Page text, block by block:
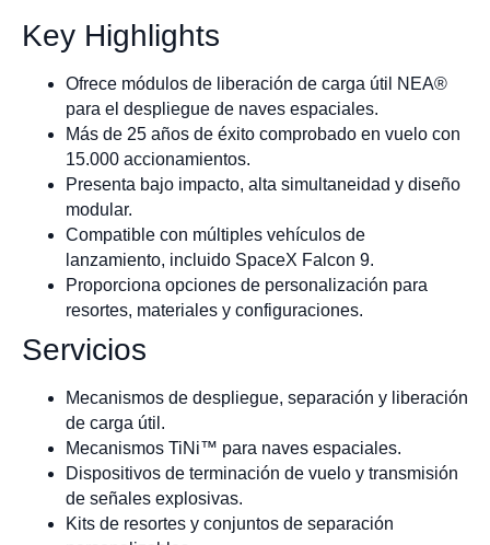
Key Highlights
Ofrece módulos de liberación de carga útil NEA®
para el despliegue de naves espaciales.
Más de 25 años de éxito comprobado en vuelo con
15.000 accionamientos.
Presenta bajo impacto, alta simultaneidad y diseño
modular.
Compatible con múltiples vehículos de
lanzamiento, incluido SpaceX Falcon 9.
Proporciona opciones de personalización para
resortes, materiales y configuraciones.
Servicios
Mecanismos de despliegue, separación y liberación
de carga útil.
Mecanismos TiNi™ para naves espaciales.
Dispositivos de terminación de vuelo y transmisión
de señales explosivas.
Kits de resortes y conjuntos de separación